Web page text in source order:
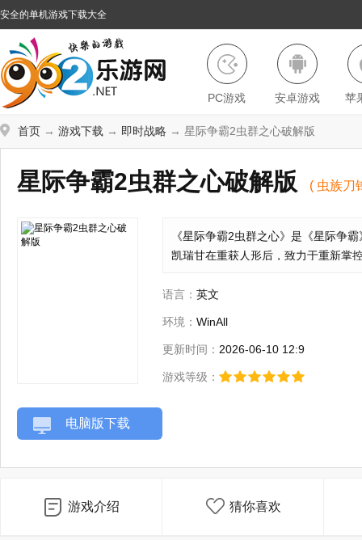
安全的单机游戏下载大全
PC游戏 安卓游戏 苹
首页 → 游戏下载 → 即时战略 → 星际争霸2虫群之心破解版
星际争霸2虫群之心破解版 ( 虫族刀
《星际争霸2虫群之心》是《星际争
凯瑞甘在重获人形后，致力于重新掌
语言： 英文
环境： WinAll
更新时间： 2026-06-10 12:9
游戏等级：
电脑版下载
游戏介绍 猜你喜欢